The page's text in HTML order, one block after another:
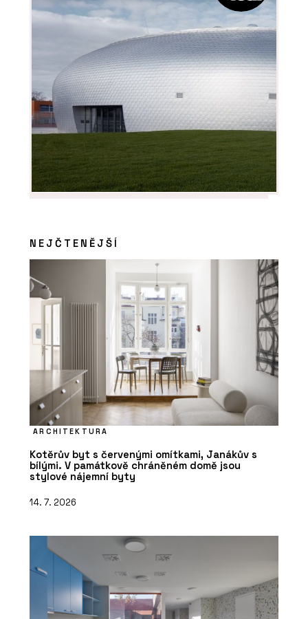
NEJČTENĚJŠÍ
ARCHITEKTURA
Kotěrův byt s červenými omítkami, Janákův s
bílými. V památkově chráněném domě jsou
stylové nájemní byty
14. 7. 2026